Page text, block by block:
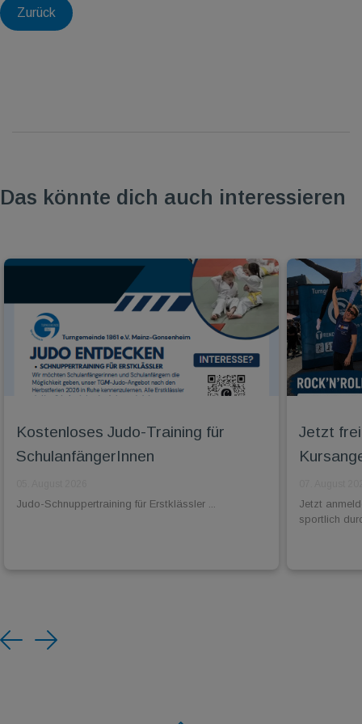
Zurück
Das könnte dich auch interessieren
Kostenloses Judo-Training für
SchulanfängerInnen
Judo-Schnuppertraining für Erstklässler ...
Jetzt
Jetzt
sportlich
Previous
Next